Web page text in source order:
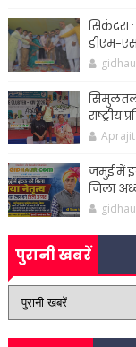
सिकंदरा
डीएम-
राष्ट्रीय
जमुई में
जिला
पुरानी खबरें